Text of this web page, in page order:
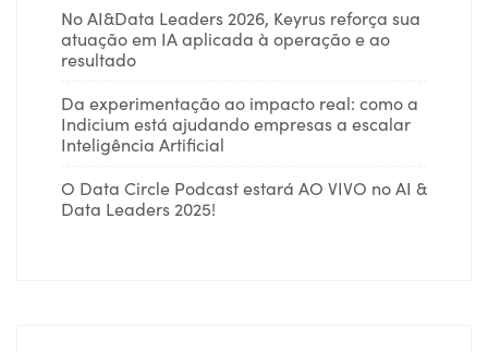
No AI&Data Leaders 2026, Keyrus reforça sua
atuação em IA aplicada à operação e ao
resultado
Da experimentação ao impacto real: como a
Indicium está ajudando empresas a escalar
Inteligência Artificial
O Data Circle Podcast estará AO VIVO no AI &
Data Leaders 2025!